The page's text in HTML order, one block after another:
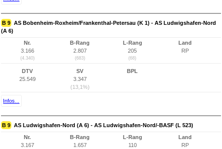
B 9 AS Bobenheim-Roxheim/Frankenthal-Petersau (K 1) - AS Ludwigshafen-Nord
(A 6)
Nr.
3.166
(4.340)
B-Rang
2.807
(683)
L-Rang
205
(68)
Land
RP
DTV
25.549
SV
3.347
(13,1%)
BPL
Infos...
B 9 AS Ludwigshafen-Nord (A 6) - AS Ludwigshafen-Nord/-BASF (L 523)
Nr.
3.167
B-Rang
1.657
L-Rang
110
Land
RP